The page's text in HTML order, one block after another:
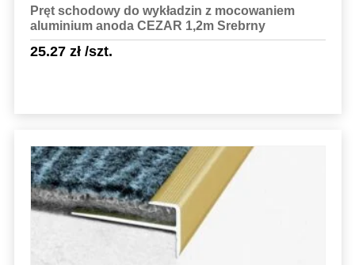
Pręt schodowy do wykładzin z mocowaniem
aluminium anoda CEZAR 1,2m Srebrny
25.27 zł/szt.
Sprawdź szczegóły